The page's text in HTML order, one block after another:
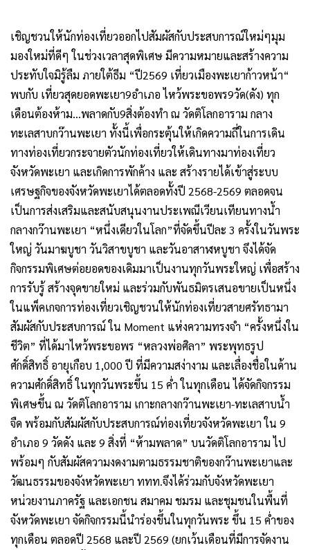
เชิญชวนให้นักท่องเที่ยวออกไปสัมผัสกับประสบการณ์ใหม่ๆมุม
มองใหม่ที่ดีๆ ในช่วงเวลาสุดพิเศษ มีความหมายและสร้างความ
ประทับใจมิรู้ลืม ภายใต้ธีม “ปี2569 เที่ยวเมืองพะเยาก้าวหน้า“
พบกับ เที่ยวสุดยอดพะเยา9อำเภอ ไหว้พระขอพร9วัด(ดัง) ทุก
เดือนต้องห้าม…พลาดกับ9สิ่งต้องทำ ณ วัดติโลกอาราม กลาง
ทะเลสาบกว๊านพะเยา ทั้งนี้เพื่อกระตุ้นให้เกิดความถี่ในการเดิน
ทางท่องเที่ยวกระจายตัวนักท่องเที่ยวให้เดินทางมาท่องเที่ยว
จังหวัดพะเยา และเกิดการพักค้าง และ สร้างรายได้เข้าสู่ระบบ
เศรษฐกิจของจังหวัดพะเยาได้ตลอดทั้งปี 2568-2569 ตลอดจน
เป็นการส่งเสริมและสนับสนุนงานประเพณีเวียนเทียนทางน้ำ
กลางกว๊านพะเยา “หนึ่งเดียวในโลก”ที่จัดขึ้นปีละ 3 ครั้งในวันพระ
ใหญ่ วันมาฆบูชา วันวิสาขบูชา และวันอาสาฬหบูชา จึงได้จัด
กิจกรรมพิเศษต่อยอดของเดิมมาเป็นงานทุกวันพระใหญ่ เพื่อสร้าง
การรับรู้ สร้างจุดขายใหม่ และร่วมกับพันธมิตรเสนอขายเป็นหนึ่ง
ในแพ็คเกจการท่องเที่ยวเชิญชวนให้นักท่องเที่ยวสายศรัทธามา
สัมผัสกับประสบการณ์ ใน Moment แห่งความทรงจำ “ครั้งหนึ่งใน
ชีวิต” ที่ได้มาไหว้พระขอพร “หลวงพ่อศิลา” พระพุทธรูป
ศักดิ์สิทธิ์ อายุเกือบ 1,000 ปี ที่มีความสง่างาม และเลื่องชื่อในด้าน
ความศักดิ์สิทธิ์ ในทุกวันพระขึ้น 15 ค่ำ ในทุกเดือน ได้จัดกิจกรรม
พิเศษขึ้น ณ วัดติโลกอาราม เกาะกลางกว๊านพะเยา-ทะเลสาบน้ำ
จืด พร้อมกับสัมผัสกับประสบการณ์ท่องเที่ยวจังหวัดพะเยา ใน 9
อำเภอ 9 วัดดัง และ 9 สิ่งที่ “ห้ามพลาด” บนวัดติโลกอาราม ไป
พร้อมๆ กับสัมผัสความงดงามตามธรรมชาติของกว๊านพะเยาและ
วัฒนธรรมของจังหวัดพะเยา ททท.จึงได้ร่วมกับจังหวัดพะเยา
หน่วยงานภาครัฐ และเอกชน สมาคม ชมรม และชุมชนในพื้นที่
จังหวัดพะเยา จัดกิจกรรมนี้นำร่องขึ้นในทุกวันพระ ขึ้น 15 ค่ำของ
ทุกเดือน ตลอดปี 2568 และปี 2569 (ยกเว้นเดือนที่มีการจัดงาน